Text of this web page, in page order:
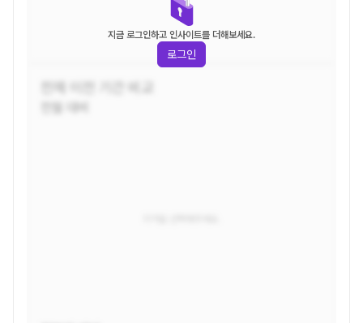
이전 기간 비교
지금 로그인하고 인사이트를 더해보세요.
로그인